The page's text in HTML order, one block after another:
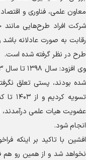
معاون علمی، فناوری و
شرکت افراد طرح‌هایی
رقابت به صورت عادلانه
طرح در نظر گرفته شده است.
شده بودند، پستی تعلق
عضویت هیات علمی درآمدند،
انجام شود.
افشین با تاکید بر اینکه
نخواهد شد و از همین رو هم